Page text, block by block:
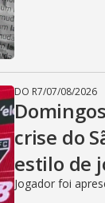
DO R7/07/08/2026
crise do
estilo de
Jogador foi